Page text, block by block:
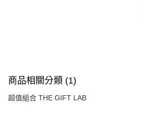
商品相關分類 (1)
超值組合 THE GIFT LAB